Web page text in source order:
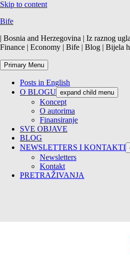
Skip to content
Bife
| Bosnia and Herzegovina | Iz raznog
Finance | Economy | Bife | Blog | Bijela
Primary Menu
Posts in English
O BLOGU expand child menu
Koncept
O autorima
Finansiranje
SVE OBJAVE
BLOG
NEWSLETTERS I KONTAKTI
Newsletters
Kontakt
PRETRAŽIVANJA